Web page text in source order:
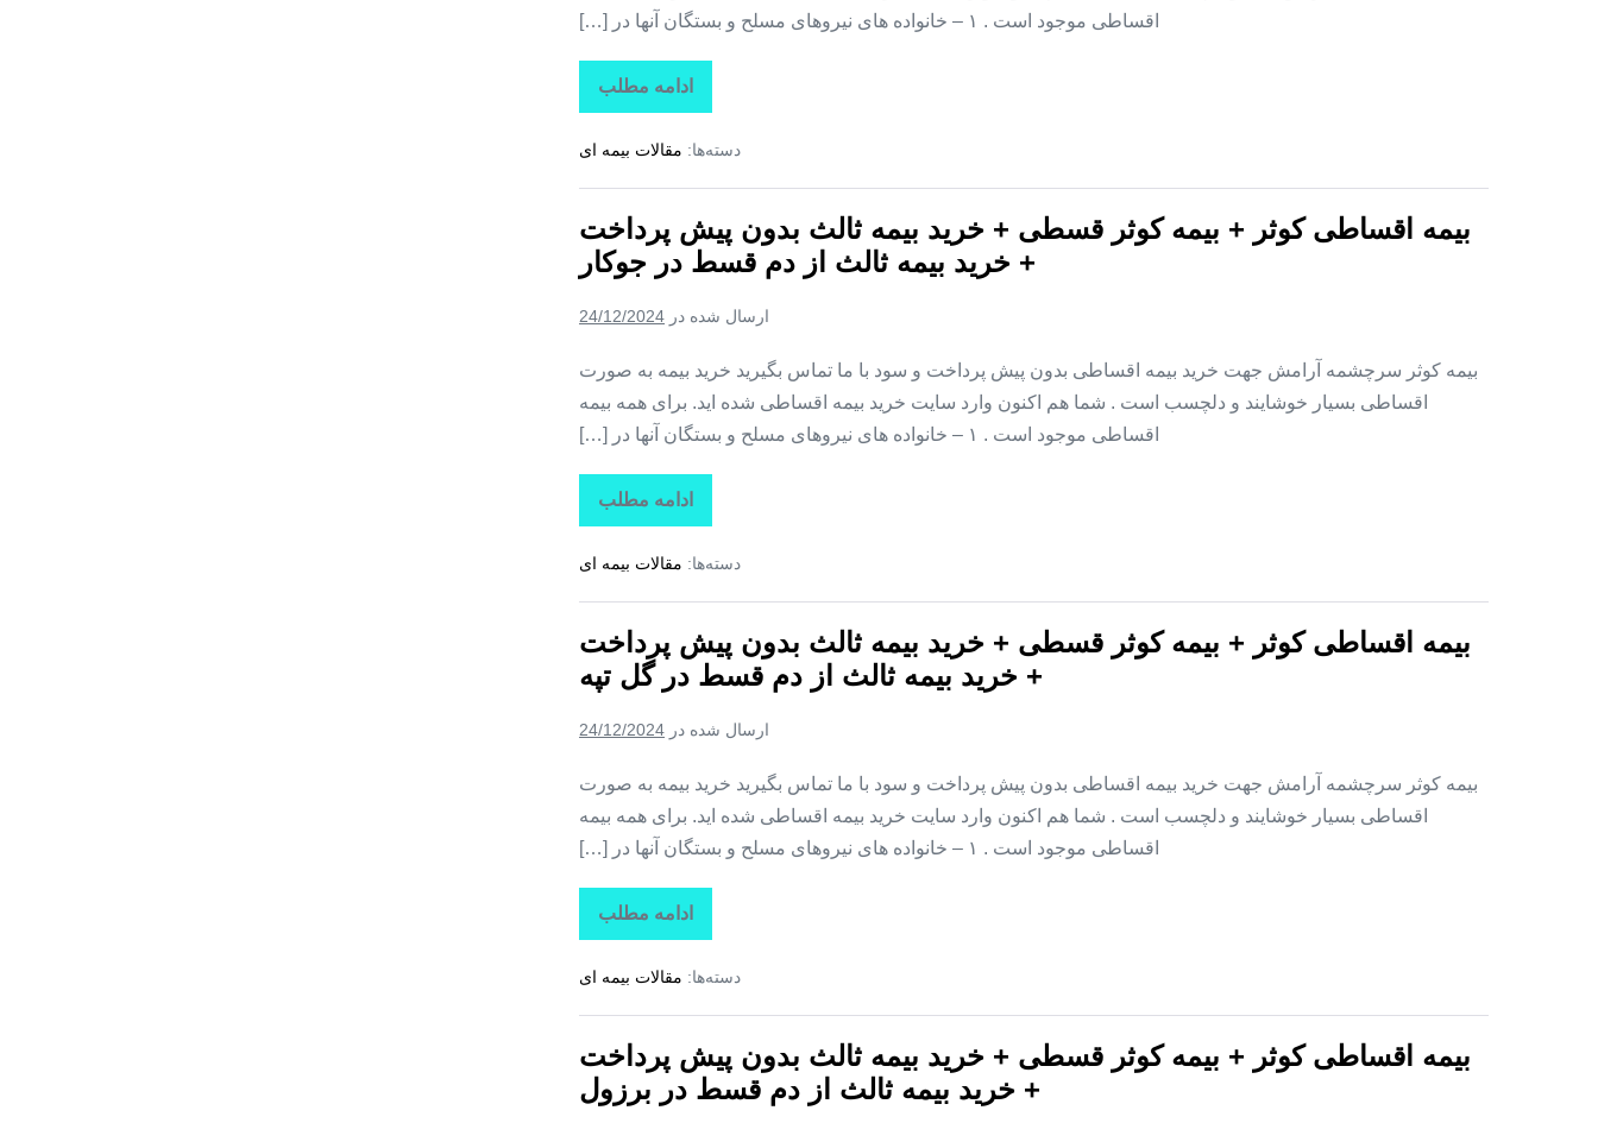
از
قسط
در
زنگنه
اقساطی موجود است . ۱ – خانواده های نیروهای مسلح و بستگان آنها در […]
ادامه مطلب
بیمه
اقساطی
+
کوثر
+
خرید
بیمه
ثالث
پیش
خرید
بیمه
از
قسط
در
فرسفج
دسته‌ها: مقالات بیمه ای
بیمه اقساطی کوثر + بیمه کوثر قسطی + خرید بیمه ثالث بدون پیش پرداخت
+ خرید بیمه ثالث از دم قسط در جوکار
ارسال شده در 24/12/2024
بیمه کوثر سرچشمه آرامش جهت خرید بیمه اقساطی بدون پیش پرداخت و سود با ما تماس بگیرید خرید بیمه به صورت
اقساطی بسیار خوشایند و دلچسب است . شما هم اکنون وارد سایت خرید بیمه اقساطی شده اید. برای همه بیمه
اقساطی موجود است . ۱ – خانواده های نیروهای مسلح و بستگان آنها در […]
ادامه مطلب
بیمه
اقساطی
+
کوثر
+
خرید
بیمه
پیش
خرید
بیمه
از
قسط
در
جوکار
دسته‌ها: مقالات بیمه ای
بیمه اقساطی کوثر + بیمه کوثر قسطی + خرید بیمه ثالث بدون پیش پرداخت
+ خرید بیمه ثالث از دم قسط در گل تپه
ارسال شده در 24/12/2024
بیمه کوثر سرچشمه آرامش جهت خرید بیمه اقساطی بدون پیش پرداخت و سود با ما تماس بگیرید خرید بیمه به صورت
اقساطی بسیار خوشایند و دلچسب است . شما هم اکنون وارد سایت خرید بیمه اقساطی شده اید. برای همه بیمه
اقساطی موجود است . ۱ – خانواده های نیروهای مسلح و بستگان آنها در […]
ادامه مطلب
بیمه
اقساطی
+
کوثر
+
خرید
بیمه
ثالث
دسته‌ها: مقالات بیمه ای
بیمه اقساطی کوثر + بیمه کوثر قسطی + خرید بیمه ثالث بدون پیش پرداخت
+ خرید بیمه ثالث از دم قسط در برزول